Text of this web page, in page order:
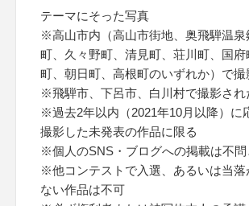
テーマにそった写真
※高山市内（高山市街地、奥飛騨温泉
町、久々野町、清見町、荘川町、国府
町、朝日町、高根町のいずれか）で撮
※飛騨市、下呂市、白川村で撮影され
※過去2年以内（2021年10月以降）に
撮影した未発表の作品に限る
※個人のSNS・ブログへの掲載は不問
※他コンテストで入選、あるいは当落
ない作品は不可